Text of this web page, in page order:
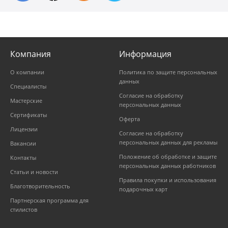
Компания
О компании
Специалисты
Мастерские
Сертификаты
Лицензии
Вакансии
Контакты
Статьи и новости
Благотворительность
Партнерская программа для
стилистов
Информация
Политика по защите персональных
данных
Согласие на обработку
персональных данных
Оферта
Согласие на обработку
персональных данных для рекламы
Положение об обработке и защите
персональных данных работников
Правила покупки и использования
подарочных карт